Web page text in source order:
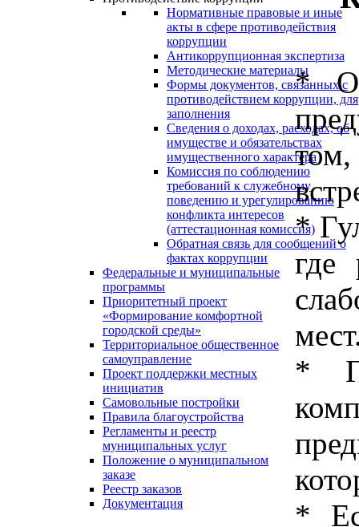
Нормативные правовые и иные
акты в сфере противодействия
коррупции
Антикоррупционная экспертиза
Методические материалы
Формы документов, связанных с
противодействием коррупции, для
заполнения
Сведения о доходах, расходах, об
имуществе и обязательствах
имущественного характера
Комиссия по соблюдению
требований к служебному
поведению и урегулированию
конфликта интересов
(аттестационная комиссия)
Обратная связь для сообщений о
фактах коррупции
Федеральные и муниципальные
программы
Приоритетный проект
«Формирование комфортной
городской среды»
Территориальное общественное
самоуправление
Проект поддержки местных
инициатив
Самовольные постройки
Правила благоустройства
Регламенты и реестр
муниципальных услуг
Положение о муниципальном
заказе
Реестр заказов
Документация
*
*
где
*
*